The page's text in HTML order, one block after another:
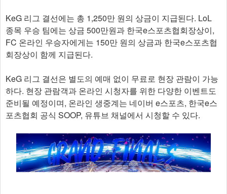
KeG 리그 결선에는 총 1,250만 원의 상금이 지급된다. LoL
종목 우승 팀에는 상금 500만원과 한국e스포츠협회장상이,
FC 온라인 우승자에게는 150만 원의 상금과 한국e스포츠협
회장상이 함께 지급된다.
KeG 리그 결선은 별도의 예매 없이 무료로 현장 관람이 가능
하다. 현장 관람객과 온라인 시청자를 위한 다양한 이벤트도
준비될 예정이며, 온라인 생중계는 네이버 e스포츠, 한국e스
포츠협회 공식 SOOP, 유튜브 채널에서 시청할 수 있다.​